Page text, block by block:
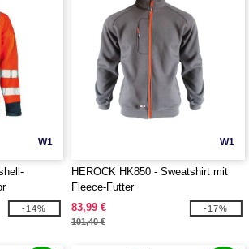
W1
-14%
W1
HEROCK HK850 - Sweatshirt mit
Fleece-Futter
83,99 €
101,40 €
-17%